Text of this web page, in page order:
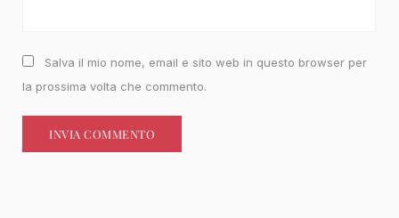
Salva il mio nome, email e sito web in questo browser per
la prossima volta che commento.